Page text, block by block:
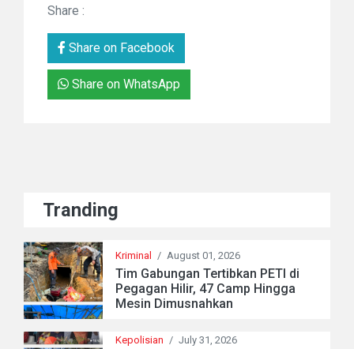
Share :
Share on Facebook
Share on WhatsApp
Tranding
Kriminal / August 01, 2026
Tim Gabungan Tertibkan PETI di
Pegagan Hilir, 47 Camp Hingga
Mesin Dimusnahkan
Kepolisian / July 31, 2026